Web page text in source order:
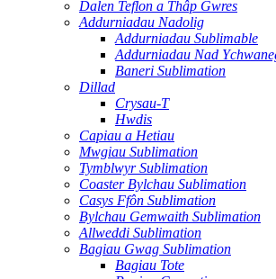
Dalen Teflon a Thâp Gwres
Addurniadau Nadolig
Addurniadau Sublimable
Addurniadau Nad
Baneri Sublimation
Dillad
Crysau-T
Hwdis
Capiau a Hetiau
Mwgiau Sublimation
Tymblwyr Sublimation
Coaster Bylchau Sublimation
Casys Ffôn Sublimation
Bylchau Gemwaith Sublimation
Allweddi Sublimation
Bagiau Gwag Sublimation
Bagiau Tote